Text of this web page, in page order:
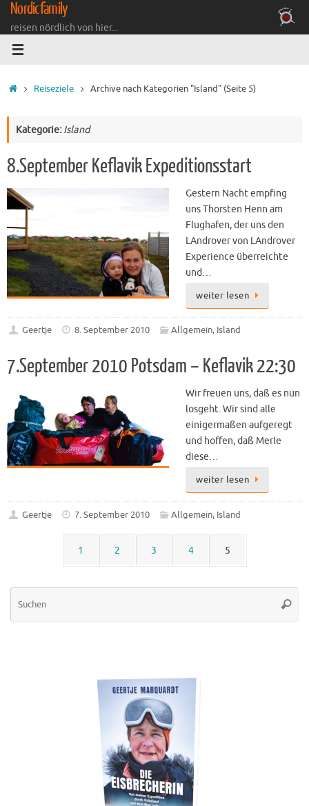
Zum
Inhalt
springen
Nordicfamily
reisen nördlich von hier...
Startseite
Reiseziele Archive nach Kategorien "Island" (Seite 5)
Kategorie: Island
8.September Keflavik Expeditionsstart
Gestern Nacht empfing
uns Thorsten Henn am
Flughafen, der uns den
LAndrover von LAndrover
Experience überreichte
und…
weiter lesen
Geertje 8. September 2010 Allgemein, Island
7.September 2010 Potsdam – Keflavik 22:30
Wir freuen uns, daß es nun
losgeht. Wir sind alle
einigermaßen aufgeregt
und hoffen, daß Merle
diese…
weiter lesen
Geertje 7. September 2010 Allgemein, Island
1 2 3 4 5